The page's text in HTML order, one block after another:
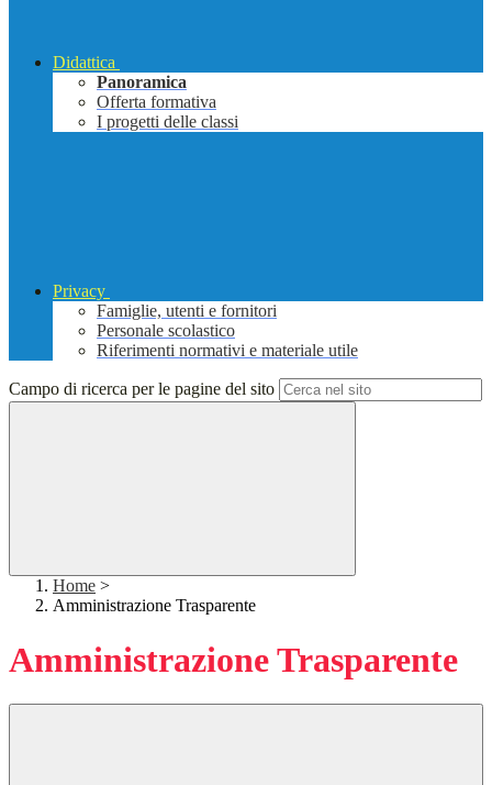
Didattica
Panoramica
Offerta formativa
I progetti delle classi
Privacy
Famiglie, utenti e fornitori
Personale scolastico
Riferimenti normativi e materiale utile
Campo di ricerca per le pagine del sito
Home >
Amministrazione Trasparente
Amministrazione Trasparente